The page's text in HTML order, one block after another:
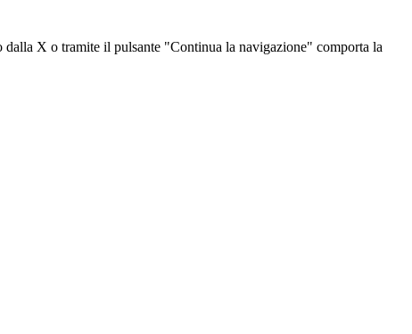
X o tramite il pulsante "Continua la navigazione" comporta la